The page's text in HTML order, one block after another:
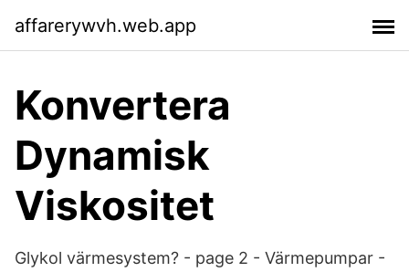
affarerywvh.web.app
Konvertera
Dynamisk
Viskositet
Glykol värmesystem? - page 2 - Värmepumpar -